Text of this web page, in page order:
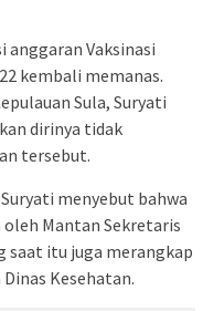
Vaksinasi
kembali memanas.
Sula, Suryati
dirinya tidak
tersebut.
menyebut bahwa
oleh Mantan Sekretaris
saat itu juga merangkap
Kesehatan.